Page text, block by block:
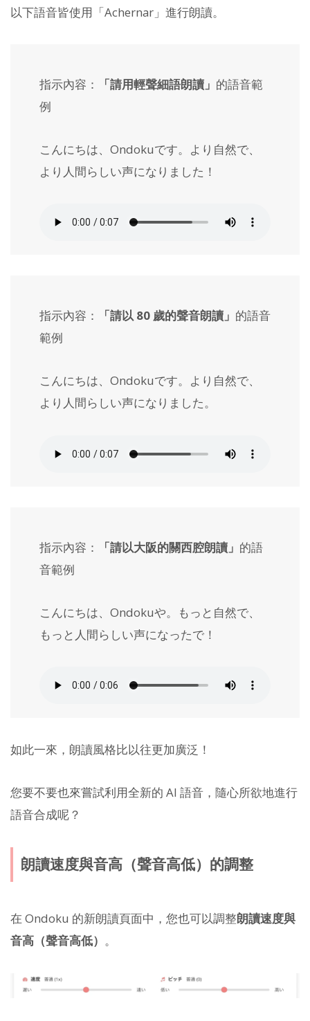
以下語音皆使用「Achernar」進行朗讀。
指示內容： 「請用輕聲細語朗讀」 的語音範
例
こんにちは、Ondokuです。より自然で、
より人間らしい声になりました！
指示內容： 「請以 80 歲的聲音朗讀」 的語音
範例
こんにちは、Ondokuです。より自然で、
より人間らしい声になりました。
指示內容： 「請以大阪的關西腔朗讀」 的語
音範例
こんにちは、Ondokuや。もっと自然で、
もっと人間らしい声になったで！
如此一來，朗讀風格比以往更加廣泛！
您要不要也來嘗試利用全新的 AI 語音，隨心所欲地進行
語音合成呢？
朗讀速度與音高（聲音高低）的調整
在 Ondoku 的新朗讀頁面中，您也可以調整朗讀速度與
音高（聲音高低） 。